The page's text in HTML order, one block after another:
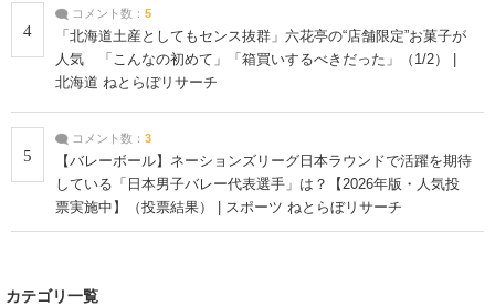
4
コメント数： 5
「北海道土産としてもセンス抜群」六花亭の“店舗限定”お菓子が
人気 「こんなの初めて」「箱買いするべきだった」（1/2） |
北海道 ねとらぼリサーチ
5
コメント数： 3
【バレーボール】ネーションズリーグ日本ラウンドで活躍を期待
している「日本男子バレー代表選手」は？【2026年版・人気投
票実施中】（投票結果） | スポーツ ねとらぼリサーチ
カテゴリ一覧